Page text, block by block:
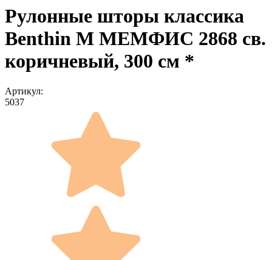
Рулонные шторы классика
Benthin M МЕМФИС 2868 св.
коричневый, 300 см *
Артикул:
5037